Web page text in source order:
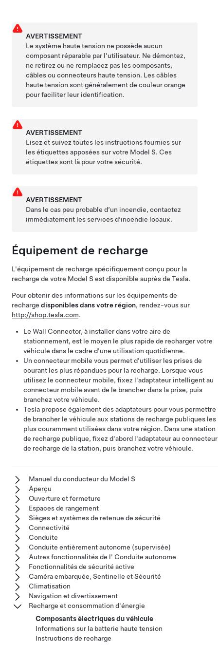
AVERTISSEMENT
Le système haute tension ne possède aucun
composant réparable par l'utilisateur. Ne démontez,
ne retirez ou ne remplacez pas les composants,
câbles ou connecteurs haute tension. Les câbles
haute tension sont généralement de couleur orange
pour faciliter leur identification.
AVERTISSEMENT
Lisez et suivez toutes les instructions fournies sur
les étiquettes apposées sur votre Model S. Ces
étiquettes sont là pour votre sécurité.
AVERTISSEMENT
Dans le cas peu probable d’un incendie, contactez
immédiatement les services d’incendie locaux.
Équipement de recharge
L'équipement de recharge spécifiquement conçu pour la
recharge de votre Model S est disponible auprès de Tesla.
Pour obtenir des informations sur les équipements de
recharge disponibles dans votre région, rendez-vous sur
http://shop.tesla.com.
Le Wall Connector, à installer dans votre aire de
stationnement, est le moyen le plus rapide de recharger votre
véhicule dans le cadre d'une utilisation quotidienne.
Un connecteur mobile vous permet d'utiliser les prises de
courant les plus répandues pour la recharge. Lorsque vous
utilisez le connecteur mobile, fixez l'adaptateur intelligent au
connecteur mobile avant de le brancher dans la prise, puis
branchez votre véhicule.
Tesla propose également des adaptateurs pour vous permettre
de brancher le véhicule aux stations de recharge publiques les
plus couramment utilisées dans votre région. Dans une station
de recharge publique, fixez d'abord l'adaptateur au connecteur
de recharge de la station, puis branchez votre véhicule.
Manuel du conducteur du Model S
Aperçu
Ouverture et fermeture
Espaces de rangement
Sièges et systèmes de retenue de sécurité
Connectivité
Conduite
Conduite entièrement autonome (supervisée)
Autres fonctionnalités de l' Conduite autonome
Fonctionnalités de sécurité active
Caméra embarquée, Sentinelle et Sécurité
Climatisation
Navigation et divertissement
Recharge et consommation d'énergie
Composants électriques du véhicule
Informations sur la batterie haute tension
Instructions de recharge